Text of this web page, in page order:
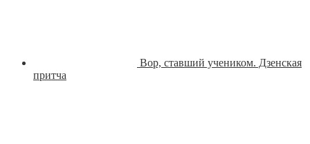
Вор, ставший учеником. Дзенская
притча